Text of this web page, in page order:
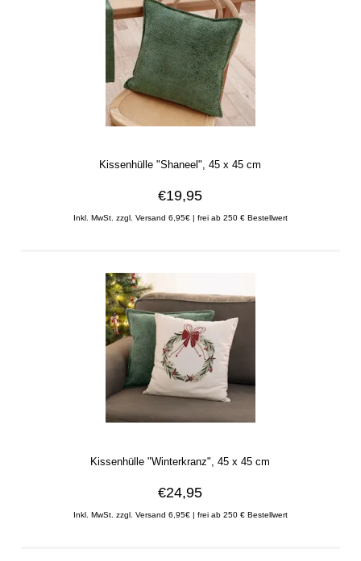
Kissenhülle "Shaneel", 45 x 45 cm
€19,95
Inkl. MwSt. zzgl. Versand 6,95€ | frei ab 250 € Bestellwert
Kissenhülle "Winterkranz", 45 x 45 cm
€24,95
Inkl. MwSt. zzgl. Versand 6,95€ | frei ab 250 € Bestellwert